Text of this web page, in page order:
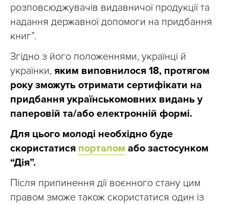
розповсюджувачів видавничої продукції та
надання державної допомоги на придбання
книг”.
Згідно з його положеннями, українці й
українки, яким виповнилося 18, протягом
року зможуть отримати сертифікати на
придбання українськомовних видань у
паперовій та/або електронній формі.
Для цього молоді необхідно буде
скористатися порталом або застосунком
“Дія”.
Після припинення дії воєнного стану цим
правом зможе також скористатися один із